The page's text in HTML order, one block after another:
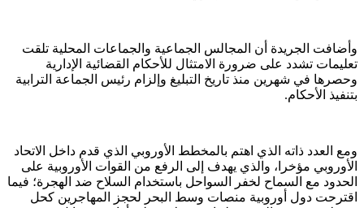
وأضافت الجريدة أن المجالس الجماعية والجماعات المحلية تلقت
تعليمات تشدد على ضرورة الامتثال للأحكام القضائية الإدارية
وحصرها في شهرين منذ تاريخ التبليغ وإلزام رئيس الجماعة الترابية
بتنفيذ الأحكام.
ومع العدد ذاته الذي اهتم بالمخطط الأوروبي الذي قدم داخل الاتحاد
الأوروبي مؤخرا، والذي يهدف إلى الرفع من القوات الأوروبية على
الحدود مع السماح لخفر السواحل باستخدام السلاح ضد الهجرة؛ فيما
اقترحت دول أوروبية منصات وسط البحر لحجز المهاجرين كحل